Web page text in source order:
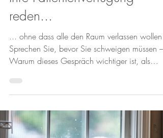
reden...
... ohne dass alle den Raum verlassen wollen.
Sprechen Sie, bevor Sie schweigen müssen –
Warum dieses Gespräch wichtiger ist, als